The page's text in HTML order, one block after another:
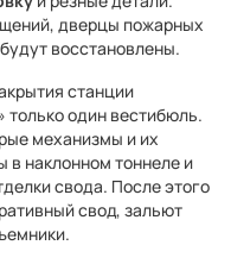
дверцы пожарных
восстановлены.
станции
только один вестибюль.
механизмы и их
в наклонном тоннеле и
свода. После этого
свод, зальют